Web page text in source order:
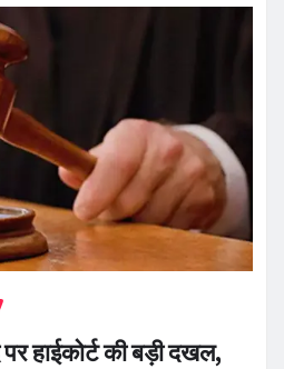
हाईकोर्ट की बड़ी दखल,